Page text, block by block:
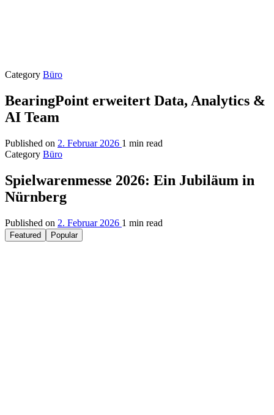
Category Büro
BearingPoint erweitert Data, Analytics &
AI Team
Published on 2. Februar 2026 1 min read
Category Büro
Spielwarenmesse 2026: Ein Jubiläum in
Nürnberg
Published on 2. Februar 2026 1 min read
Featured Popular